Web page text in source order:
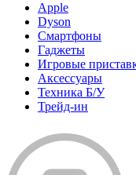
Apple
Dyson
Смартфоны
Гаджеты
Игровые
Аксессуары
Техника Б/У
Трейд-ин